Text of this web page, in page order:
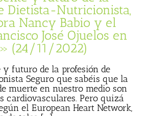
Dietista-Nutricionista,
Nancy Babio y el
José Ojuelos en
(24/11/2022)
y futuro de la profesión de
Seguro que sabéis que la
muerte en nuestro medio son
cardiovasculares. Pero quizá
el European Heart Network,